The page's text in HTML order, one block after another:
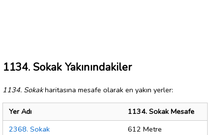
1134. Sokak Yakınındakiler
1134. Sokakharitasına mesafe olarak en yakın yerler:
Yer Adı
1134. Sokak Mesafe
2368. Sokak
612 Metre